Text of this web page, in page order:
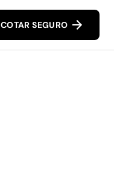
COTAR SEGURO